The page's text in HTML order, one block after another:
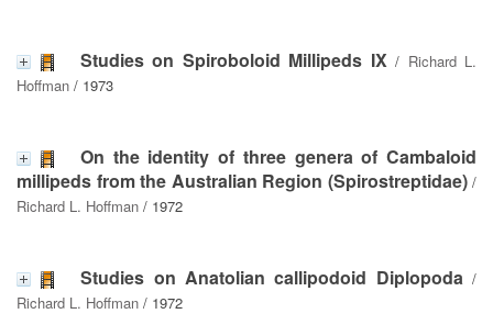
Studies on Spiroboloid Millipeds IX/ Richard L.
Hoffman / 1973
On the identity of three genera of Cambaloid
millipeds from the Australian Region (Spirostreptidae)/
Richard L. Hoffman / 1972
Studies on Anatolian callipodoid Diplopoda/
Richard L. Hoffman / 1972